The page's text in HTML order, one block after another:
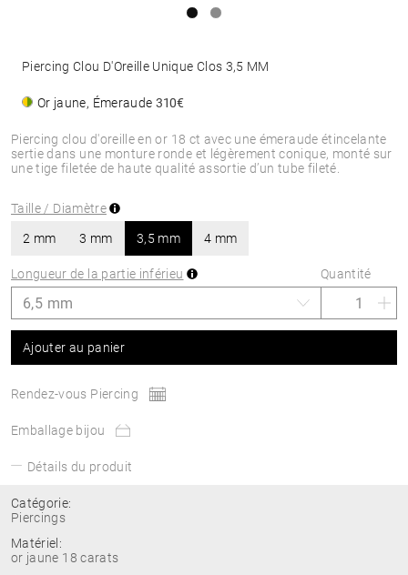
Piercing clou d'oreille en or 18 ct avec une émeraude étincelante
sertie dans une monture ronde et légèrement conique, monté sur
une tige filetée de haute qualité assortie d’un tube fileté.
Piercing Clou D'Oreille Unique Clos 3,5 MM
Or jaune, Émeraude 310€
Taille / Diamètre
2 mm 3 mm 3,5 mm 4 mm
Longueur de la partie inférieu Quantité
Ajouter au panier
Rendez-vous Piercing
Emballage bijou
Détails du produit
Catégorie:
Piercings
Matériel:
or jaune 18 carats